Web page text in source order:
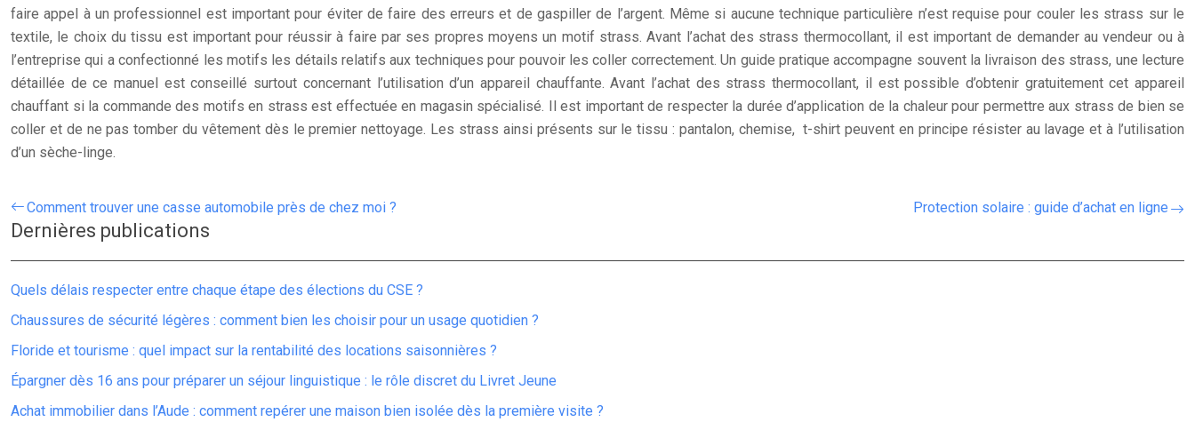
faire appel à un professionnel est important pour éviter de faire des erreurs et de gaspiller de l’argent. Même si aucune technique particulière n’est requise pour couler les strass sur le
textile, le choix du tissu est important pour réussir à faire par ses propres moyens un motif strass. Avant l’achat des strass thermocollant, il est important de demander au vendeur ou à
l’entreprise qui a confectionné les motifs les détails relatifs aux techniques pour pouvoir les coller correctement. Un guide pratique accompagne souvent la livraison des strass, une lecture
détaillée de ce manuel est conseillé surtout concernant l’utilisation d’un appareil chauffante. Avant l’achat des strass thermocollant, il est possible d’obtenir gratuitement cet appareil
chauffant si la commande des motifs en strass est effectuée en magasin spécialisé. Il est important de respecter la durée d’application de la chaleur pour permettre aux strass de bien se
coller et de ne pas tomber du vêtement dès le premier nettoyage. Les strass ainsi présents sur le tissu : pantalon, chemise, t-shirt peuvent en principe résister au lavage et à l’utilisation
d’un sèche-linge.
Comment trouver une casse automobile près de chez moi ? Protection solaire : guide d’achat en ligne
Dernières publications
Quels délais respecter entre chaque étape des élections du CSE ?
Chaussures de sécurité légères : comment bien les choisir pour un usage quotidien ?
Floride et tourisme : quel impact sur la rentabilité des locations saisonnières ?
Épargner dès 16 ans pour préparer un séjour linguistique : le rôle discret du Livret Jeune
Achat immobilier dans l’Aude : comment repérer une maison bien isolée dès la première visite ?